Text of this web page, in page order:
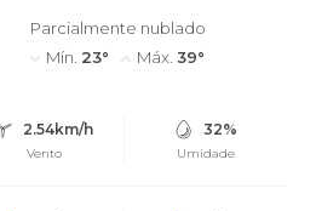
Parcialmente nublado
Mín. 23° Máx. 39°
2.54km/h
Vento
32%
Umidade